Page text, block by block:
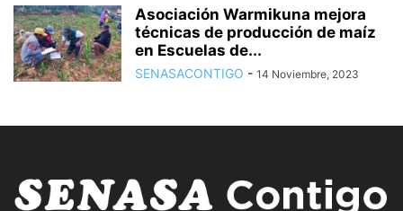
Asociación Warmikuna mejora
técnicas de producción de maíz
en Escuelas de...
SENASACONTIGO - 14 Noviembre, 2023